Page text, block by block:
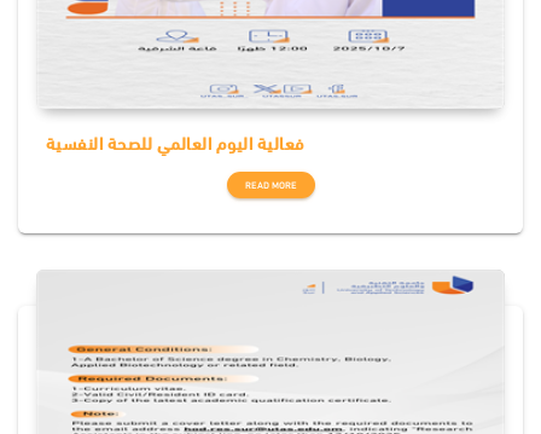
فعالية اليوم العالمي للصحة النفسية
READ MORE